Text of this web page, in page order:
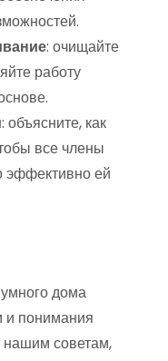
: очищайте
работу
: объясните, как
все члены
эффективно ей
дома
и понимания
нашим советам,